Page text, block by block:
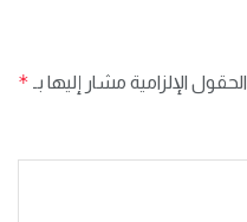
الحقول الإلزامية مشار إليها بـ *